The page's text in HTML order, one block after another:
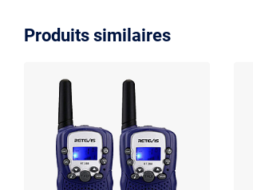
Produits similaires